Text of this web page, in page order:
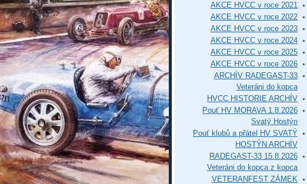
AKCE HVCC v roce 2021
AKCE HVCC v roce 2022
AKCE HVCC v roce 2023
AKCE HVCC v roce 2024
AKCE HVCC v roce 2025
AKCE HVCC v roce 2026
ARCHÍV RADEGAST-33
Veteráni do kopca
HVCC HISTORIE ARCHÍV
Pouť HV MORAVA 1.8.2026
Svatý Hostýn
Pouť klubů a přátel HV SVATÝ
HOSTÝN ARCHÍV
RADEGAST-33 15.8.2026
Veteráni do kopca z kopca
VETERANFEST ZÁMEK